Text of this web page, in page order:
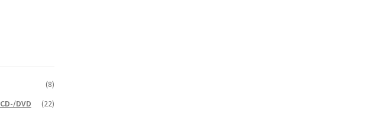
(8)
DVD
(22)